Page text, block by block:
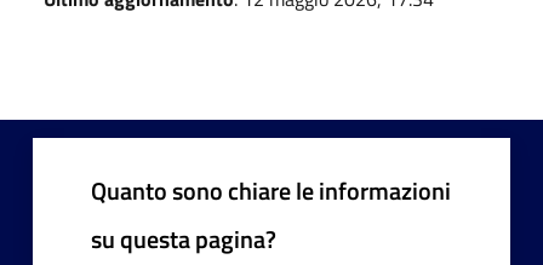
Quanto sono chiare le informazioni
su questa pagina?